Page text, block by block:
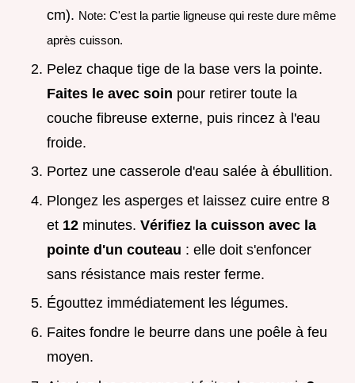
cm). Note: C'est la partie ligneuse qui reste dure même
après cuisson.
Pelez chaque tige de la base vers la pointe.
Faites le avec soin pour retirer toute la
couche fibreuse externe, puis rincez à l'eau
froide.
Portez une casserole d'eau salée à ébullition.
Plongez les asperges et laissez cuire entre 8
et 12 minutes. Vérifiez la cuisson avec la
pointe d'un couteau : elle doit s'enfoncer
sans résistance mais rester ferme.
Égouttez immédiatement les légumes.
Faites fondre le beurre dans une poêle à feu
moyen.